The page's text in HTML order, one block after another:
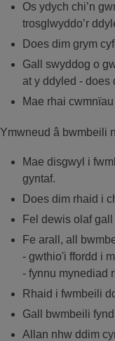
Os ydych chi’n
trosglwyddo’r
Does dim grym
Gall swyddog o
at y ddyled - does
Mae rhai
Ymwneud â bwmbeili
Mae disgwyl i
gyntaf.
Does dim rhaid i
Fel dewis olaf
Fe arall, all
- gwthio'i ffordd i
- fynnu mynediad
Rhaid i fwmbeili
Gall bwmbeili
Allan nhw ddim